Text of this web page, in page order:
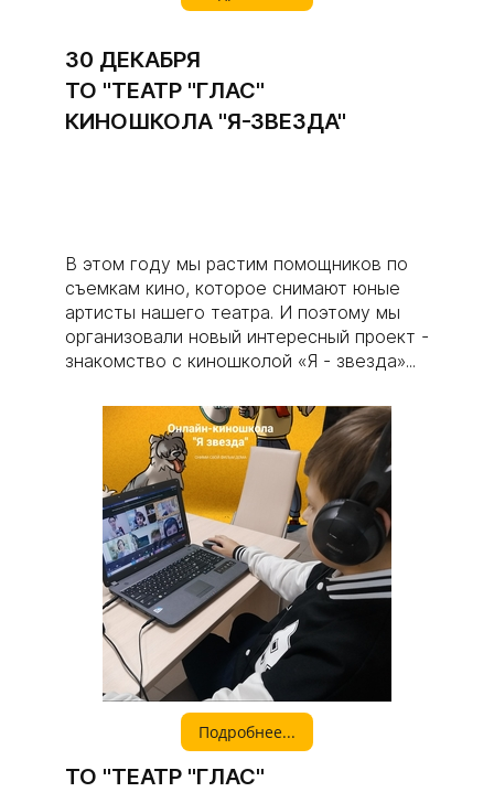
30 ДЕКАБРЯ
ТО "ТЕАТР "ГЛАС"
КИНОШКОЛА "Я-ЗВЕЗДА"
В этом году мы растим помощников по
съемкам кино, которое снимают юные
артисты нашего театра. И поэтому мы
организовали новый интересный проект -
знакомство с киношколой «Я - звезда»...
Подробнее...
ТО "ТЕАТР "ГЛАС"